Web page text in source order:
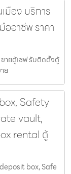
มือง บริการ
อาชีพ ราคา
ายตู้เซฟ รับติดตั้งตู้
ย
Safety
vault,
rental ตู้
box, Safe